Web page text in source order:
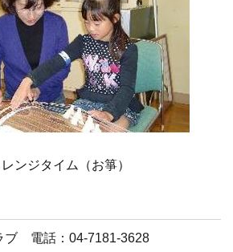
ンジタイム（お箏）
ブ 電話：04-7181-3628